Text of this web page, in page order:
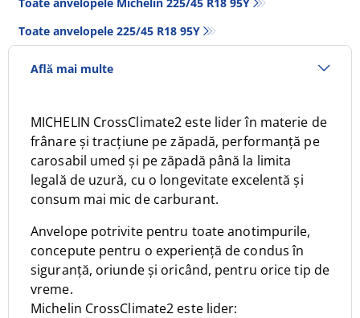
Toate anvelopele‎ 225/45 R18 95Y
Află mai multe
MICHELIN CrossClimate2 este lider în materie de
frânare și tracțiune pe zăpadă, performanță pe
carosabil umed și pe zăpadă până la limita
legală de uzură, cu o longevitate excelentă și
consum mai mic de carburant.
Anvelope potrivite pentru toate anotimpurile,
concepute pentru o experiență de condus în
siguranță, oriunde și oricând, pentru orice tip de
vreme.
Michelin CrossClimate2 este lider: